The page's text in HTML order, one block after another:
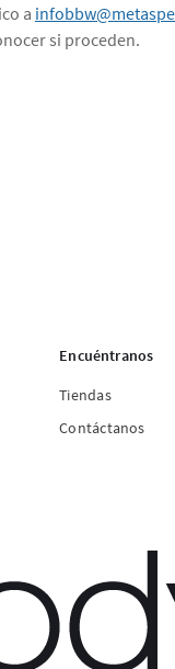
a
si proceden.
Encuéntranos
Tiendas
Contáctanos